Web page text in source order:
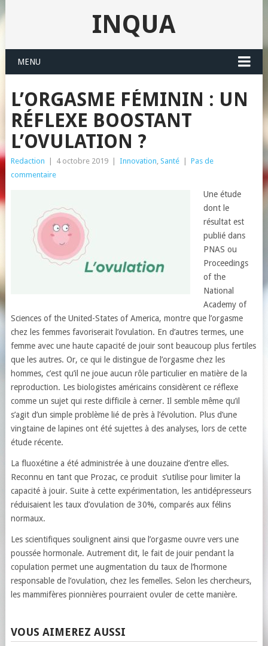
INQUA
MENU
L’ORGASME FÉMININ : UN
RÉFLEXE BOOSTANT
L’OVULATION ?
Redaction 4 octobre 2019 Innovation, Santé
Pas de
commentaire
Une étude
dont le
résultat est
publié dans
PNAS ou
Proceedings
of the
National
Academy of
Sciences of the United-States of America, montre que l’orgasme
chez les femmes favoriserait l’ovulation. En d’autres termes, une
femme avec une haute capacité de jouir sont beaucoup plus fertiles
que les autres. Or, ce qui le distingue de l’orgasme chez les
hommes, c’est qu’il ne joue aucun rôle particulier en matière de la
reproduction. Les biologistes américains considèrent ce réflexe
comme un sujet qui reste difficile à cerner. Il semble même qu’il
s’agit d’un simple problème lié de près à l’évolution. Plus d’une
vingtaine de lapines ont été sujettes à des analyses, lors de cette
étude récente.
La fluoxétine a été administrée à une douzaine d’entre elles.
Reconnu en tant que Prozac, ce produit s’utilise pour limiter la
capacité à jouir. Suite à cette expérimentation, les antidépresseurs
réduisaient les taux d’ovulation de 30%, comparés aux félins
normaux.
Les scientifiques soulignent ainsi que l’orgasme ouvre vers une
poussée hormonale. Autrement dit, le fait de jouir pendant la
copulation permet une augmentation du taux de l’hormone
responsable de l’ovulation, chez les femelles. Selon les chercheurs,
les mammifères pionnières pourraient ovuler de cette manière.
VOUS AIMEREZ AUSSI